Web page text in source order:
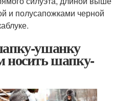
и полусапожками черной
ушанку
шапку-